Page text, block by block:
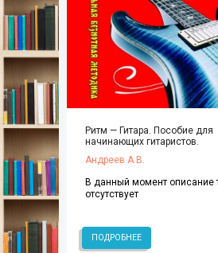
Ритм — Гитара. Пособие для
начинающих гитаристов.
Андреев А.В.
В данный момент описание
отсутствует
ПОДРОБНЕЕ